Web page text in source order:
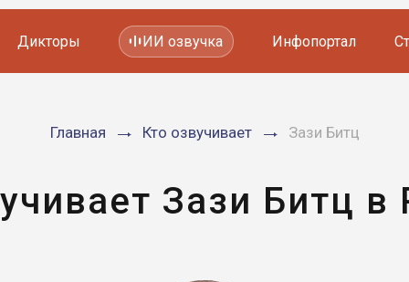
Мультфильмов
Дикторы ИИ озвучка Инфопортал
Главная Кто озвучивает Зази Битц
Зази Битц в